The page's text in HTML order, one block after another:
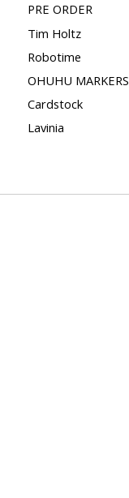
PRE ORDER
Tim Holtz
Robotime
OHUHU MARKERS
Cardstock
Lavinia